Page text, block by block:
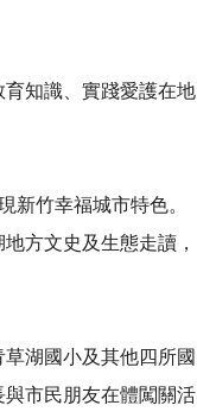
知識、實踐愛護在地
竹幸福城市特色。
方文史及生態走讀，
湖國小及其他四所國
市民朋友在體闖關活